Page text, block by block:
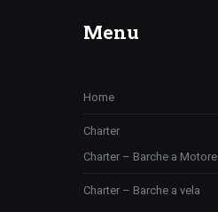
Menu
Home
Charter
Charter – Barche a Motore
Charter – Barche a vela